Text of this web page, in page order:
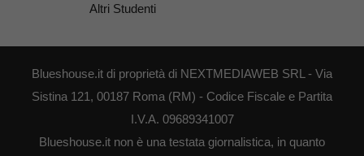
Altri Studenti
Blueshouse.it di proprietà di NEXTMEDIAWEB SRL - Via
Sistina 121, 00187 Roma (RM) - Codice Fiscale e Partita
I.V.A. 09689341007
Blueshouse.it non è una testata giornalistica, in quanto